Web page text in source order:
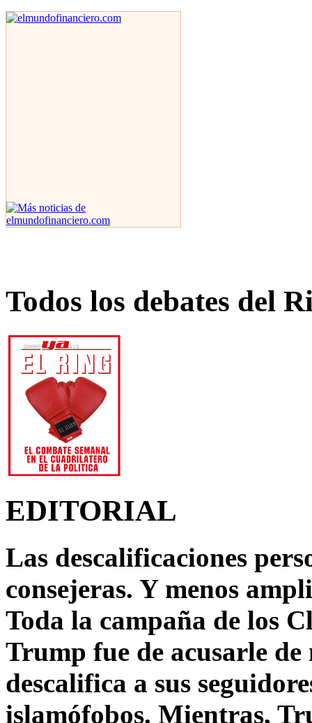
Todos los debates del
EDITORIAL
Las descalificaciones
consejeras. Y menos
Toda la campaña de los
Trump fue de acusarle
descalifica a sus
islamófobos. Mientras,